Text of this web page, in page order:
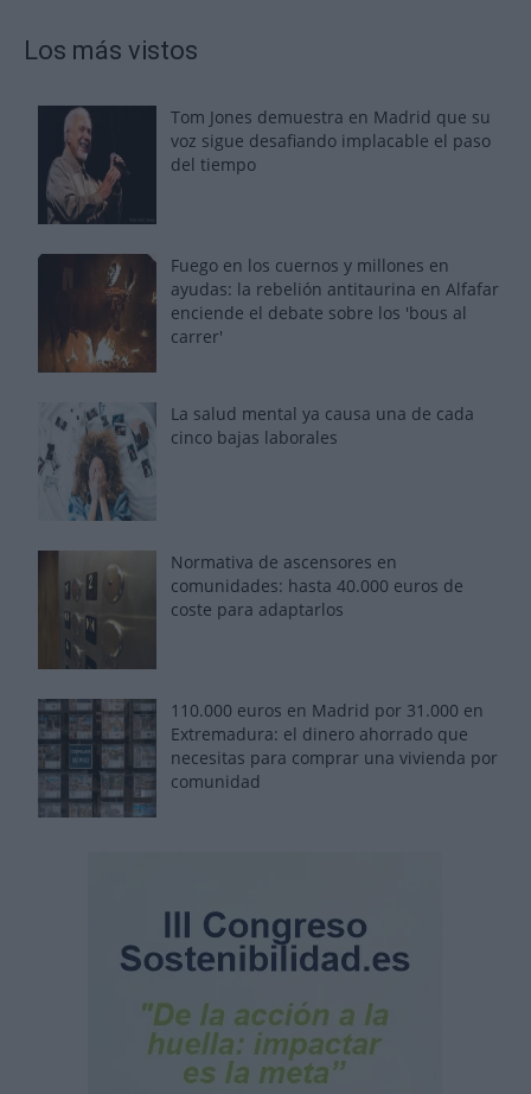
Los más vistos
Tom Jones demuestra en Madrid que su
voz sigue desafiando implacable el paso
del tiempo
Fuego en los cuernos y millones en
ayudas: la rebelión antitaurina en Alfafar
enciende el debate sobre los 'bous al
carrer'
La salud mental ya causa una de cada
cinco bajas laborales
Normativa de ascensores en
comunidades: hasta 40.000 euros de
coste para adaptarlos
110.000 euros en Madrid por 31.000 en
Extremadura: el dinero ahorrado que
necesitas para comprar una vivienda por
comunidad